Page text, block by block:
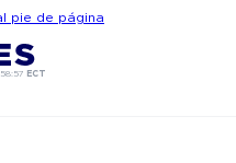
pie de página
ECT